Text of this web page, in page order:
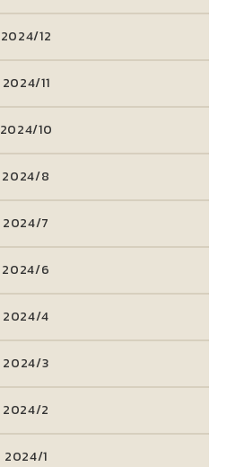
2024/12
2024/11
2024/10
2024/8
2024/7
2024/6
2024/4
2024/3
2024/2
2024/1